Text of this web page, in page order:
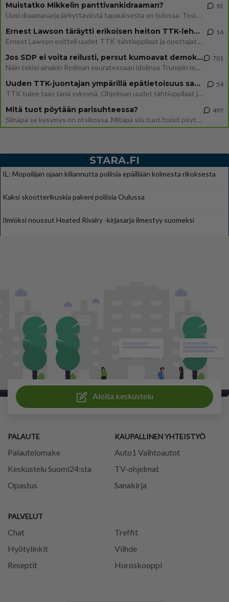
Muistatko Mikkelin panttivankidraaman?
Uusi draamasarja järkyttävästä tapauksesta on tulossa. Tositapahtumiin perustuva sarja ammentaa vuoden 1986 Mikkelin pan
92
Ernest Lawson täräytti erikoisen heiton TTK-lehdistötilaisuudessa: " Onko tässä tarkoituksena...?"
Ernest Lawson esitteli uudet TTK-tähtioppilaat ja opettajat torstaina 6.8. lehdistölle. Tulevalla kaudella on yksi hausk
14
Jos SDP ei voita reilusti, persut kumoavat demokratian Suomesta
Näin tekisi ainakin Rydman seuratessaan idolinsa Trumpin mallia https://www.is.fi/politiikka/art-2000012187244.html
701
Uuden TTK-juontajan ympärillä epätietoisuus sakenee - Nyt MTV hämmentää soppaa
TTK tulee taas tänä syksynä. Ohjelman uudet tähtioppilaat julkistetaan torstaina 6. elokuuta klo 14 alkavassa lehdistö
54
Mitä tuot pöytään parisuhteessa?
Siinäpä se kysymys on otsikossa. Mitäpä siis tuot/toisit pöytään parisuhteessa? Oletko mies vai nainen? Koetko sen mitä
497
STARA.FI
IL: Mopoilijan ojaan kiilannutta poliisia epäillään kolmesta rikoksesta
Kaksi skootterikuskia pakeni poliisia Oulussa
Ilmiöksi noussut Heated Rivalry -kirjasarja ilmestyy suomeksi
Aloita keskustelu
PALAUTE
Palautelomake
Keskustelu Suomi24:sta
Opastus
PALVELUT
Chat
Treffit
Hyötylinkit
Viihde
Reseptit
Horoskooppi
KAUPALLINEN YHTEISTYÖ
Auto1 Vaihtoautot
TV-ohjelmat
Sanakirja